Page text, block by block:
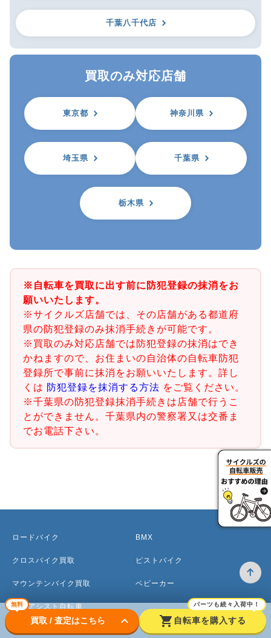
千葉八千代店
買取のみ対応店舗
東京都 神奈川県
埼玉県 千葉県
栃木県
※自転車を買取に出す前に防犯登録の抹消をお
願いいたします。
※サイクルズ店舗では、その店舗がある都道府
県の防犯登録のみ抹消手続きが可能です。
※買取のみ対応店舗では防犯登録の抹消はでき
かねますので、お住まいの自治体の自転車防犯
登録所で事前に抹消をお願いいたします。詳し
くは 防犯登録を抹消する方法 をご覧ください。
※千葉県の防犯登録抹消手続きは店舗で行うこ
とができません。千葉県内の警察署又は交番ま
でお電話下さい。
無料
買取 / 査定はこちら keyboard_arrow_down shopping_cart
パーツも続々入荷中！
自転車を購入する
ロードバイク
クロスバイク買取
マウンテンバイク買取
電動アシスト自転車
BMX
ピストバイク
ベビーカー